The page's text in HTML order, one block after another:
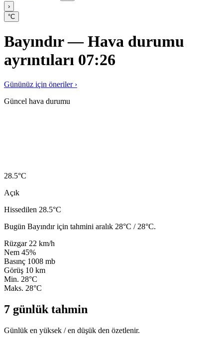
›
°C
Bayındır — Hava durumu
ayrıntıları 07:26
Gününüz için öneriler ›
Güncel hava durumu
28.5°C
Açık
Hissedilen 28.5°C
Bugün Bayındır için tahmini aralık 28°C / 28°C.
Rüzgar 22 km/h
Nem 45%
Basınç 1008 mb
Görüş 10 km
Min. 28°C
Maks. 28°C
7 günlük tahmin
Günlük en yüksek / en düşük den özetlenir.